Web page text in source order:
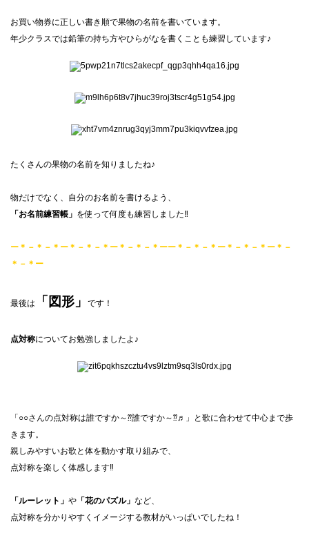
お買い物券に正しい書き順で果物の名前を書いています。
年少クラスでは鉛筆の持ち方やひらがなを書くことも練習しています♪
たくさんの果物の名前を知りましたね♪
物だけでなく、自分のお名前を書けるよう、
「お名前練習帳」 を使って何度も練習しました‼
ー＊－＊－＊ー＊－＊－＊ー＊－＊－＊ーー＊－＊－＊ー＊－＊－＊ー＊－
＊－＊ー
最後は 「図形」 です！
点対称についてお勉強しましたよ♪
「○○さんの点対称は誰ですか～⁇誰ですか～⁇♬」と歌に合わせて中心まで歩
きます。
親しみやすいお歌と体を動かす取り組みで、
点対称を楽しく体感します‼
「ルーレット」 や 「花のパズル」 など、
点対称を分かりやすくイメージする教材がいっぱいでしたね！